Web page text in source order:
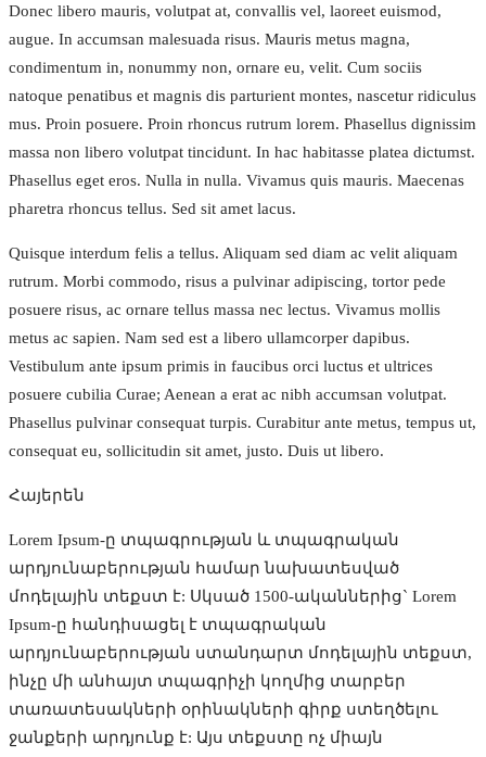
Donec libero mauris, volutpat at, convallis vel, laoreet euismod,
augue. In accumsan malesuada risus. Mauris metus magna,
condimentum in, nonummy non, ornare eu, velit. Cum sociis
natoque penatibus et magnis dis parturient montes, nascetur ridiculus
mus. Proin posuere. Proin rhoncus rutrum lorem. Phasellus dignissim
massa non libero volutpat tincidunt. In hac habitasse platea dictumst.
Phasellus eget eros. Nulla in nulla. Vivamus quis mauris. Maecenas
pharetra rhoncus tellus. Sed sit amet lacus.
Quisque interdum felis a tellus. Aliquam sed diam ac velit aliquam
rutrum. Morbi commodo, risus a pulvinar adipiscing, tortor pede
posuere risus, ac ornare tellus massa nec lectus. Vivamus mollis
metus ac sapien. Nam sed est a libero ullamcorper dapibus.
Vestibulum ante ipsum primis in faucibus orci luctus et ultrices
posuere cubilia Curae; Aenean a erat ac nibh accumsan volutpat.
Phasellus pulvinar consequat turpis. Curabitur ante metus, tempus ut,
consequat eu, sollicitudin sit amet, justo. Duis ut libero.
Հայերեն
Lorem Ipsum-ը տպագրության և տպագրական
արդյունաբերության համար նախատեսված
մոդելային տեքստ է: Սկսած 1500-ականներից` Lorem
Ipsum-ը հանդիսացել է տպագրական
արդյունաբերության ստանդարտ մոդելային տեքստ,
ինչը մի անհայտ տպագրիչի կողմից տարբեր
տառատեսակների օրինակների գիրք ստեղծելու
ջանքերի արդյունք է: Այս տեքստը ոչ միայն